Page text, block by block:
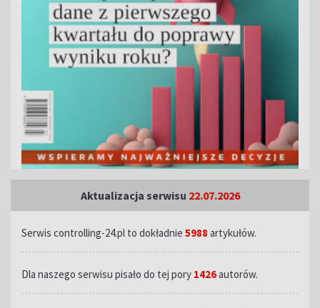
Aktualizacja serwisu 22.07.2026
Serwis controlling-24.pl to dokładnie 5988 artykułów.
Dla naszego serwisu pisało do tej pory 1426autorów.